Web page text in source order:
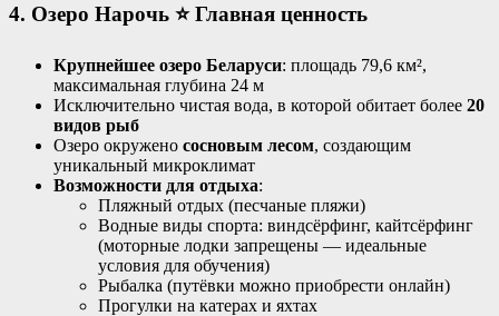
4. Озеро Нарочь ⭐ Главная ценность
Крупнейшее озеро Беларуси: площадь 79,6 км²,
максимальная глубина 24 м
Исключительно чистая вода, в которой обитает более 20
видов рыб
Озеро окружено сосновым лесом, создающим
уникальный микроклимат
Возможности для отдыха:
Пляжный отдых (песчаные пляжи)
Водные виды спорта: виндсёрфинг, кайтсёрфинг
(моторные лодки запрещены — идеальные
условия для обучения)
Рыбалка (путёвки можно приобрести онлайн)
Прогулки на катерах и яхтах